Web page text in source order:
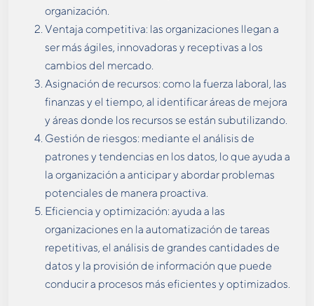
organización.
Ventaja competitiva: las organizaciones llegan a
ser más ágiles, innovadoras y receptivas a los
cambios del mercado.
Asignación de recursos: como la fuerza laboral, las
finanzas y el tiempo, al identificar áreas de mejora
y áreas donde los recursos se están subutilizando.
Gestión de riesgos: mediante el análisis de
patrones y tendencias en los datos, lo que ayuda a
la organización a anticipar y abordar problemas
potenciales de manera proactiva.
Eficiencia y optimización: ayuda a las
organizaciones en la automatización de tareas
repetitivas, el análisis de grandes cantidades de
datos y la provisión de información que puede
conducir a procesos más eficientes y optimizados.